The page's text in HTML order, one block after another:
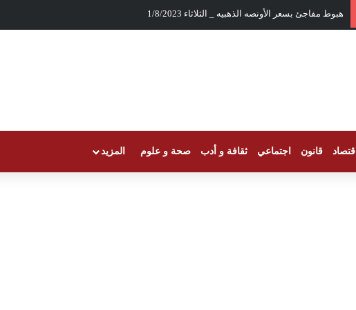
هبوط مفاجئ بسعر الأونصه الذهبيه _ الثلاثاء 1/8/2023
اقتصاد قانون اجتماعي ثقافة و أدب صحة و علوم المزيد